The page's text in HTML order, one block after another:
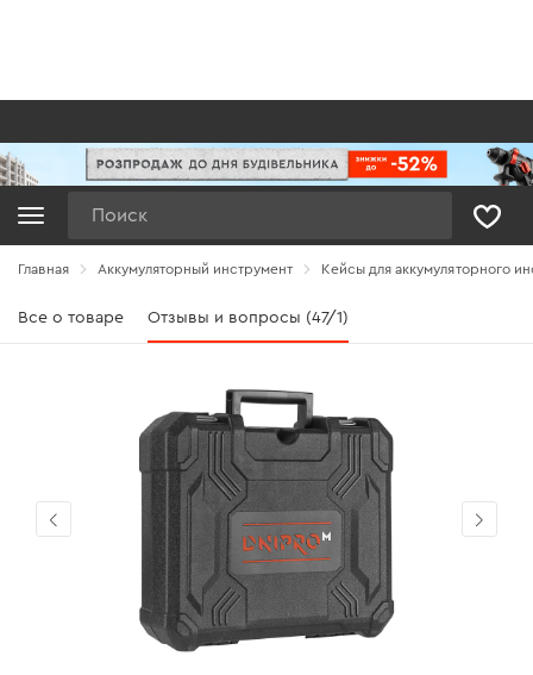
Главная Аккумуляторный инструмент Кейсы для аккумуляторного
Все о товаре Отзывы и вопросы (47/1)